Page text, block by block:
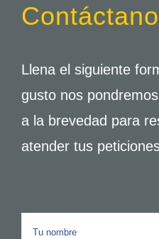
Llena el siguiente
gusto nos
a la brevedad para
atender tus